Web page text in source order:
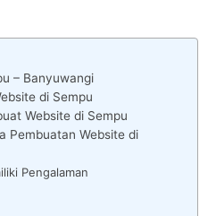
– Banyuwangi
di Sempu
Website di Sempu
Pembuatan Website di
Pengalaman